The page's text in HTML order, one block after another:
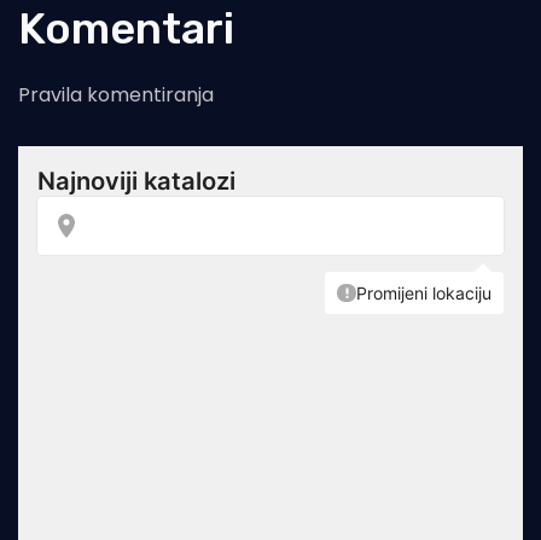
Komentari
Pravila komentiranja